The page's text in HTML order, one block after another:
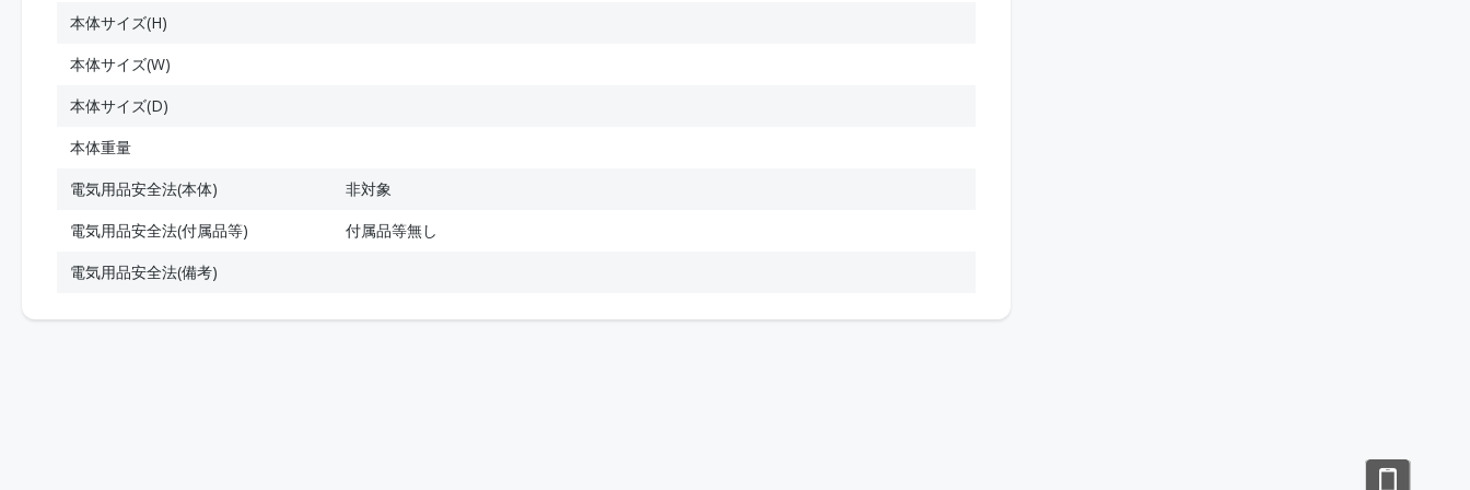
本体サイズ(H)
本体サイズ(W)
本体サイズ(D)
本体重量
電気用品安全法(本体)
非対象
電気用品安全法(付属品等)
付属品等無し
電気用品安全法(備考)